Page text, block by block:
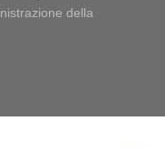
della